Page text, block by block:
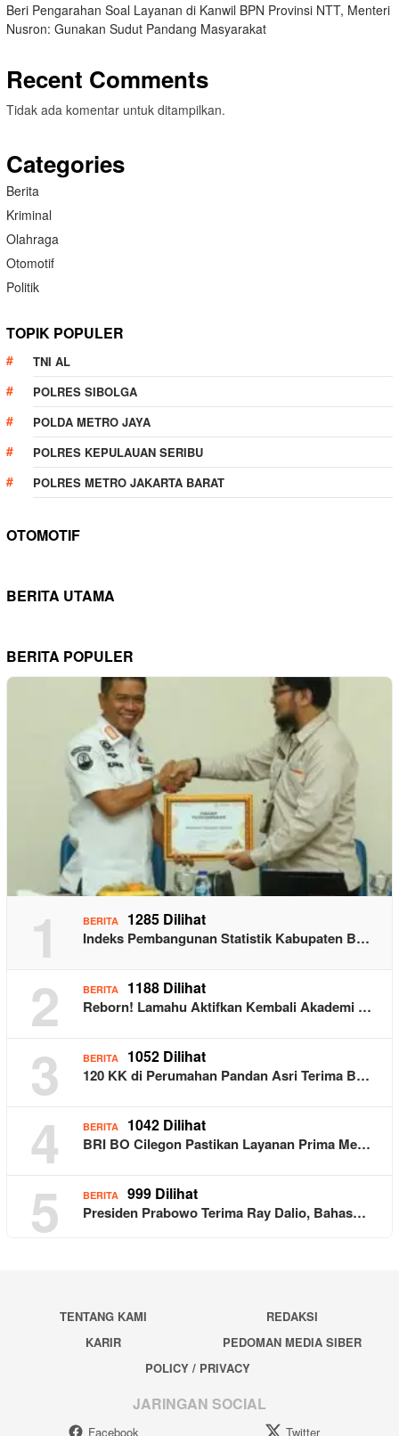
Beri Pengarahan Soal Layanan di Kanwil BPN Provinsi NTT, Menteri
Nusron: Gunakan Sudut Pandang Masyarakat
Recent Comments
Tidak ada komentar untuk ditampilkan.
Categories
Berita
Kriminal
Olahraga
Otomotif
Politik
TOPIK POPULER
TNI AL
POLRES SIBOLGA
POLDA METRO JAYA
POLRES KEPULAUAN SERIBU
POLRES METRO JAKARTA BARAT
OTOMOTIF
BERITA UTAMA
BERITA POPULER
1 BERITA 1285 Dilihat
Indeks Pembangunan Statistik Kabupaten B…
2 BERITA 1188 Dilihat
Reborn! Lamahu Aktifkan Kembali Akademi …
3 BERITA 1052 Dilihat
120 KK di Perumahan Pandan Asri Terima B…
4 BERITA 1042 Dilihat
BRI BO Cilegon Pastikan Layanan Prima Me…
5 BERITA 999 Dilihat
Presiden Prabowo Terima Ray Dalio, Bahas…
TENTANG KAMI
REDAKSI
KARIR
PEDOMAN MEDIA SIBER
POLICY / PRIVACY
JARINGAN SOCIAL
Facebook Twitter